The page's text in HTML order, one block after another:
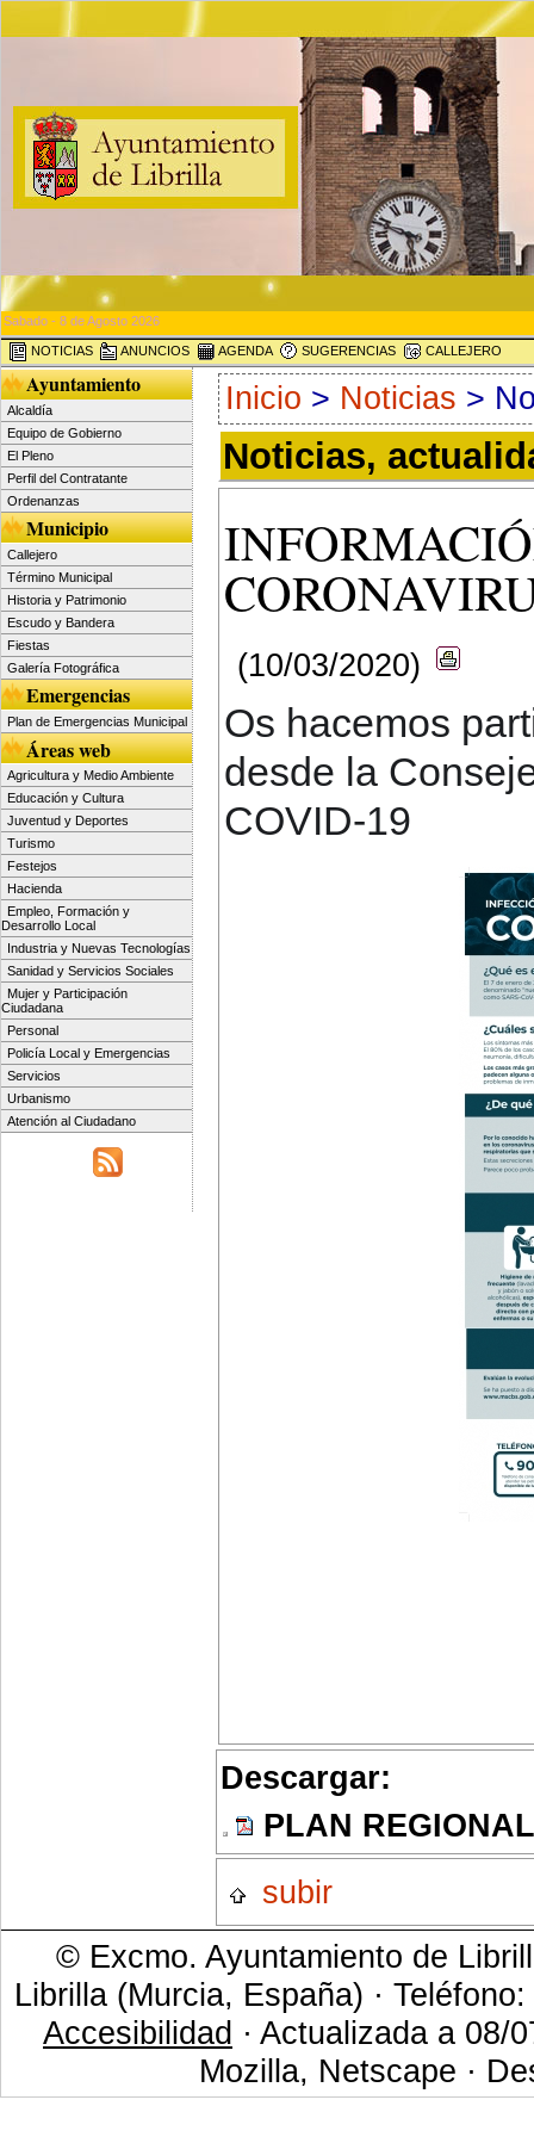
Sabado - 8 de Agosto 2026
NOTICIAS ANUNCIOS AGENDA SUGERENCIAS CALLEJERO
Ayuntamiento
Alcaldía
Equipo de Gobierno
El Pleno
Perfil del Contratante
Ordenanzas
Municipio
Callejero
Término Municipal
Historia y Patrimonio
Escudo y Bandera
Fiestas
Galería Fotográfica
Emergencias
Plan de Emergencias Municipal
Áreas web
Agricultura y Medio Ambiente
Educación y Cultura
Juventud y Deportes
Turismo
Festejos
Hacienda
Empleo, Formación y
Desarrollo Local
Industria y Nuevas Tecnologías
Sanidad y Servicios Sociales
Mujer y Participación
Ciudadana
Personal
Policía Local y Emergencias
Servicios
Urbanismo
Atención al Ciudadano
Inicio > Noticias >
Noticias,
(10/03/2020)
Os hacemos
desde la
COVID-19
Descargar:
PLAN
subir
© Excmo. Ayuntamiento de
Librilla (Murcia, España) ·
Accesibilidad · Actualizada a 08/
Mozilla, Netscape ·